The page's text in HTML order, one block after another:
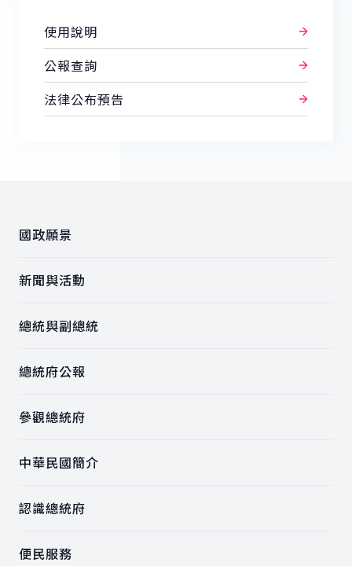
使用說明
公報查詢
法律公布預告
國政願景
新聞與活動
總統與副總統
總統府公報
參觀總統府
中華民國簡介
認識總統府
便民服務